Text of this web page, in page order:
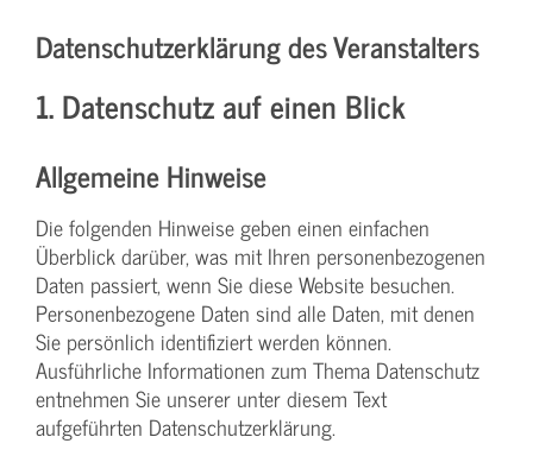
Datenschutzerklärung des Veranstalters
1. Datenschutz auf einen Blick
Allgemeine Hinweise
Die folgenden Hinweise geben einen einfachen
Überblick darüber, was mit Ihren personenbezogenen
Daten passiert, wenn Sie diese Website besuchen.
Personenbezogene Daten sind alle Daten, mit denen
Sie persönlich identifiziert werden können.
Ausführliche Informationen zum Thema Datenschutz
entnehmen Sie unserer unter diesem Text
aufgeführten Datenschutzerklärung.